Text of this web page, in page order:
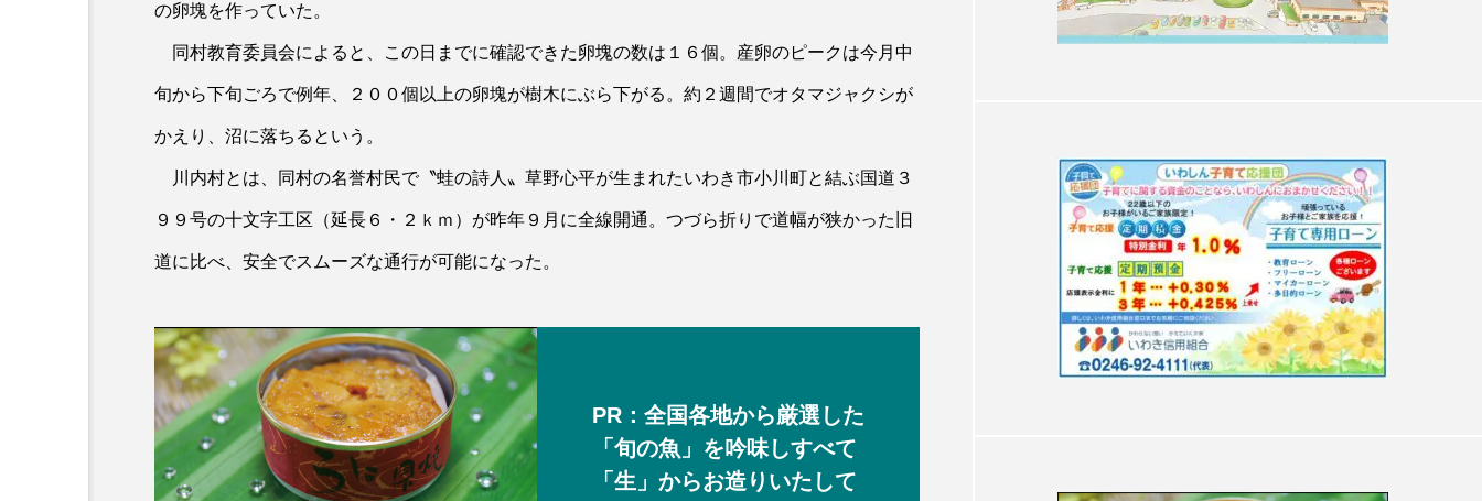
の卵塊を作っていた。
同村教育委員会によると、この日までに確認できた卵塊の数は１６個。産卵のピークは今月中
旬から下旬ごろで例年、２００個以上の卵塊が樹木にぶら下がる。約２週間でオタマジャクシが
かえり、沼に落ちるという。
川内村とは、同村の名誉村民で〝蛙の詩人〟草野心平が生まれたいわき市小川町と結ぶ国道３
９９号の十文字工区（延長６・２ｋｍ）が昨年９月に全線開通。つづら折りで道幅が狭かった旧
道に比べ、安全でスムーズな通行が可能になった。
PR：全国各地から厳選した
「旬の魚」を吟味しすべて
「生」からお造りいたして